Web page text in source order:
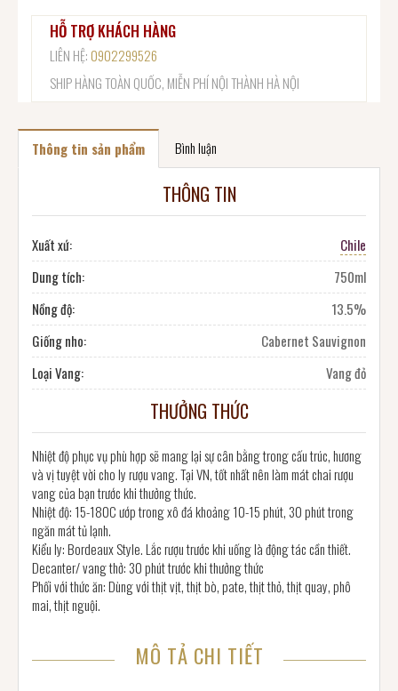
HỖ TRỢ KHÁCH HÀNG
LIÊN HỆ:0902299526
SHIP HÀNG TOÀN QUỐC, MIỄN PHÍ NỘI THÀNH HÀ NỘI
Thông tin sản phẩm Bình luận
THÔNG TIN
Xuất xứ:
Chile
Dung tích:
750ml
Nồng độ:
13.5%
Giống nho:
Cabernet Sauvignon
Loại Vang:
Vang đỏ
THƯỞNG THỨC
Nhiệt độ phục vụ phù hợp sẽ mang lại sự cân bằng trong cấu trúc, hương
và vị tuyệt vời cho ly rượu vang. Tại VN, tốt nhất nên làm mát chai rượu
vang của bạn trước khi thưởng thức.
Nhiệt độ: 15-180C ướp trong xô đá khoảng 10-15 phút, 30 phút trong
ngăn mát tủ lạnh.
Kiểu ly: Bordeaux Style. Lắc rượu trước khi uống là động tác cần thiết.
Decanter/ vang thở: 30 phút trước khi thưởng thức
Phối với thức ăn: Dùng với thịt vịt, thịt bò, pate, thịt thỏ, thịt quay, phô
mai, thịt nguội.
MÔ TẢ CHI TIẾT